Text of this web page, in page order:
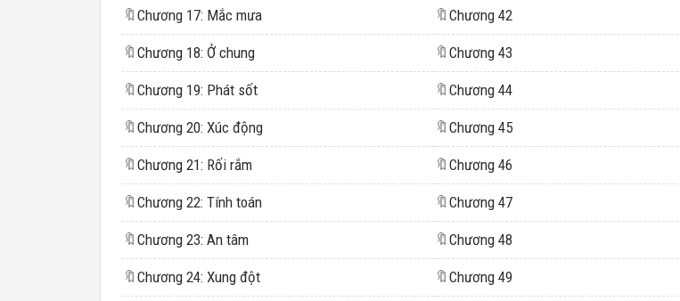
🔖 Chương 17: Mắc mưa
🔖 Chương 18: Ở chung
🔖 Chương 19: Phát sốt
🔖 Chương 20: Xúc động
🔖 Chương 21: Rối rắm
🔖 Chương 22: Tính toán
🔖 Chương 23: An tâm
🔖 Chương 24: Xung đột
🔖 Chương 42
🔖 Chương 43
🔖 Chương 44
🔖 Chương 45
🔖 Chương 46
🔖 Chương 47
🔖 Chương 48
🔖 Chương 49